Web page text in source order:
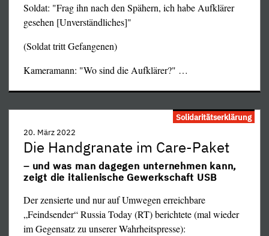
Soldat: "Frag ihn nach den Spähern, ich habe Aufklärer
gesehen [Unverständliches]"
(Soldat tritt Gefangenen)
Kameramann: "Wo sind die Aufklärer?" …
Solidaritätserklärung
20. März 2022
Die Handgranate im Care-Paket
– und was man dagegen unternehmen kann,
zeigt die italienische Gewerkschaft USB
Der zensierte und nur auf Umwegen erreichbare
„Feindsender“ Russia Today (RT) berichtete (mal wieder
im Gegensatz zu unserer Wahrheitspresse):